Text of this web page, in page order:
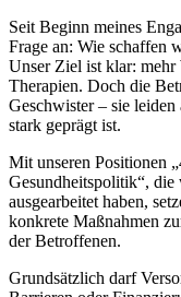
Seit Beginn meines
Frage an: Wie schaffen
Unser Ziel ist klar: mehr
Therapien. Doch die
Geschwister – sie
stark geprägt ist.
Mit unseren Positionen
Gesundheitspolitik“,
ausgearbeitet haben,
konkrete Maßnahmen
der Betroffenen.
Grundsätzlich darf